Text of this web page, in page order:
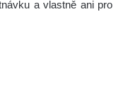
a vlastně ani pro